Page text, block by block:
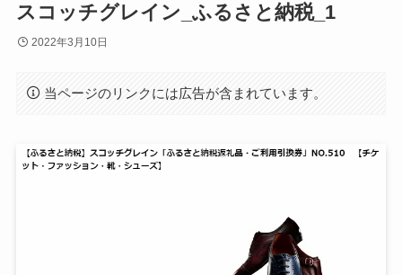
スコッチグレイン_ふるさと納税_1
2022年3月10日
当ページのリンクには広告が含まれています。